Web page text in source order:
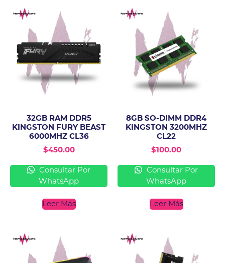
32GB RAM DDR5
KINGSTON FURY BEAST
6000MHZ CL36
$450.00
Consultar Por
WhatsApp
Leer Más
8GB SO-DIMM DDR4
KINGSTON 3200MHZ
CL22
$100.00
Consultar Por
WhatsApp
Leer Más